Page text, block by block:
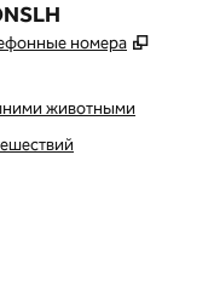
номера ,
животными